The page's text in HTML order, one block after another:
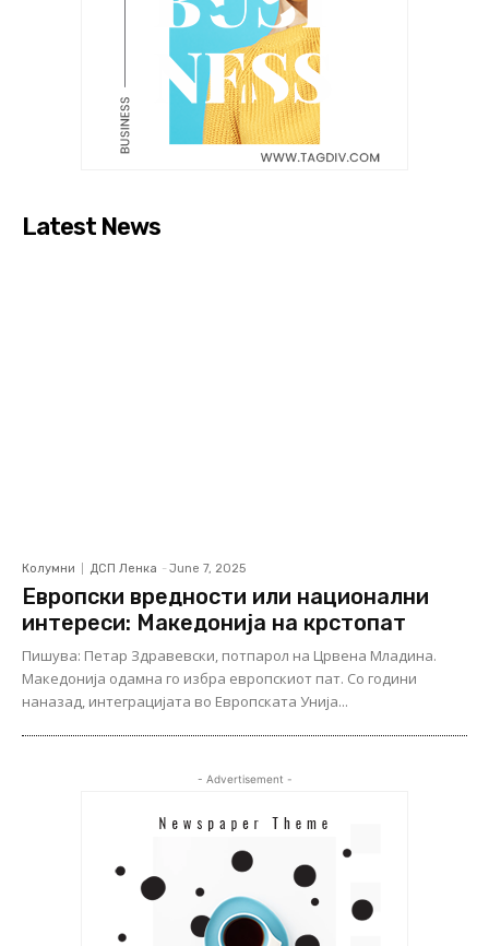
Latest News
Колумни ДСП Ленка - June 7, 2025
Европски вредности или национални
интереси: Македонија на крстопат
Пишува: Петар Здравевски, потпарол на Црвена Младина.
Македонија одамна го избра европскиот пат. Со години
наназад, интеграцијата во Европската Унија...
- Advertisement -